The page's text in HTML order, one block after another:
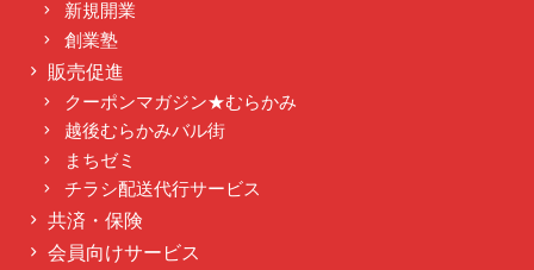
新規開業
創業塾
販売促進
クーポンマガジン★むらかみ
越後むらかみバル街
まちゼミ
チラシ配送代行サービス
共済・保険
会員向けサービス